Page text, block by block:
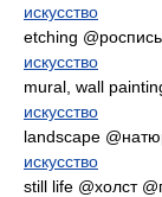
искусство
etching @роспись
искусство
mural, wall
искусство
landscape
искусство
still life @холст